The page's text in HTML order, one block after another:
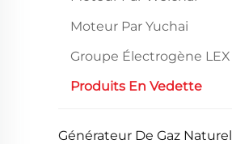
Moteur Par Yuchai
Groupe Électrogène LEX
Produits En Vedette
Générateur De Gaz Naturel